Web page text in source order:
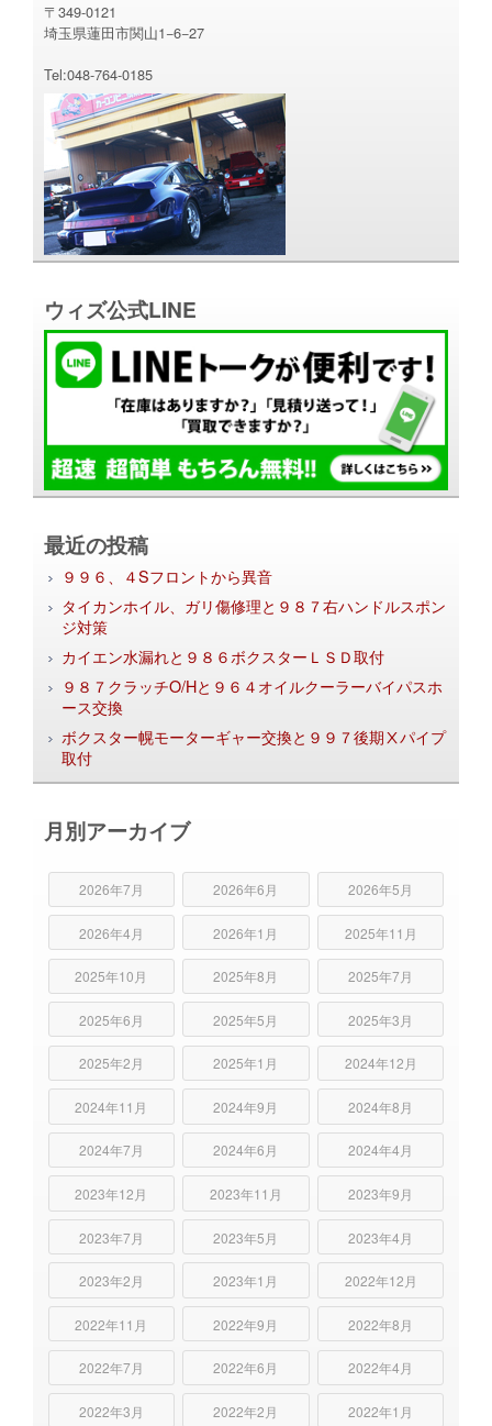
〒349-0121
埼玉県蓮田市関山1−6−27
Tel:048-764-0185
ウィズ公式LINE
最近の投稿
９９６、４Sフロントから異音
タイカンホイル、ガリ傷修理と９８７右ハンドルスポン
ジ対策
カイエン水漏れと９８６ボクスターＬＳＤ取付
９８７クラッチO/Hと９６４オイルクーラーバイパスホ
ース交換
ボクスター幌モーターギャー交換と９９７後期Ⅹパイプ
取付
月別アーカイブ
2026年7月 2026年6月 2026年5月
2026年4月 2026年1月 2025年11月
2025年10月 2025年8月 2025年7月
2025年6月 2025年5月 2025年3月
2025年2月 2025年1月 2024年12月
2024年11月 2024年9月 2024年8月
2024年7月 2024年6月 2024年4月
2023年12月 2023年11月 2023年9月
2023年7月 2023年5月 2023年4月
2023年2月 2023年1月 2022年12月
2022年11月 2022年9月 2022年8月
2022年7月 2022年6月 2022年4月
2022年3月 2022年2月 2022年1月